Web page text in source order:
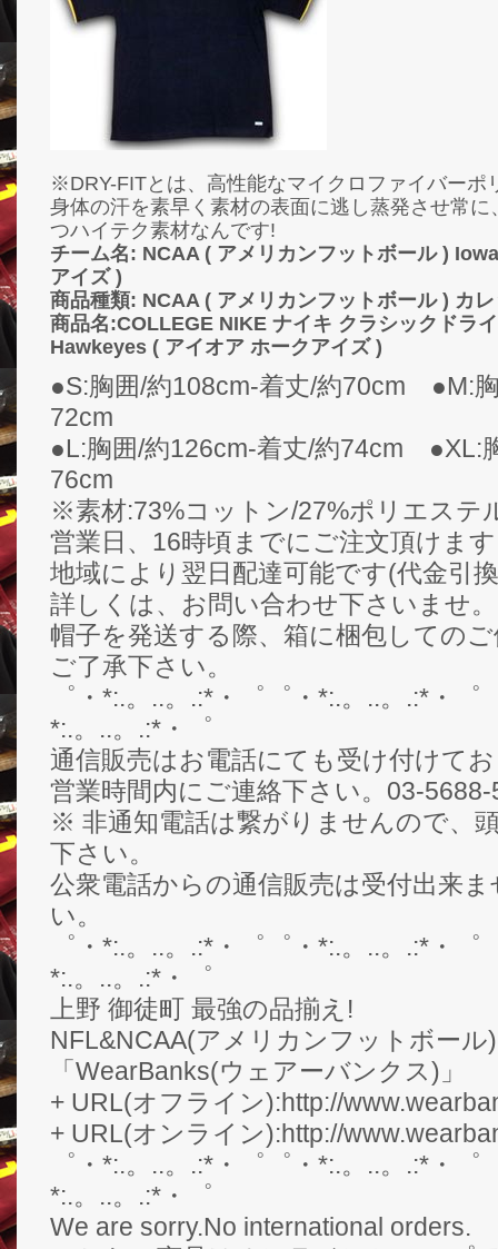
※DRY-FITとは、高性能なマイクロファイバーポ
身体の汗を素早く素材の表面に逃し蒸発させ常
つハイテク素材なんです!
チーム名: NCAA ( アメリカンフットボール )
アイズ )
商品種類: NCAA ( アメリカンフットボール ) カ
商品名:COLLEGE NIKE ナイキ クラシックドラ
Hawkeyes ( アイオア ホークアイズ )
●S:胸囲/約108cm-着丈/約70cm ●M:
72cm
●L:胸囲/約126cm-着丈/約74cm ●XL:
76cm
※素材:73%コットン/27%ポリエステ
営業日、16時頃までにご注文頂けま
地域により翌日配達可能です(代金引
詳しくは、お問い合わせ下さいませ。
帽子を発送する際、箱に梱包しての
ご了承下さい。
゜・*:.。..。.:*・゜゜・*:.。..。.:*・
*:.。..。.:*・゜
通信販売はお電話にても受け付けて
営業時間内にご連絡下さい。03-5688-
※ 非通知電話は繋がりませんので、
下さい。
公衆電話からの通信販売は受付出来
い。
゜・*:.。..。.:*・゜゜・*:.。..。.:*・
*:.。..。.:*・゜
上野 御徒町 最強の品揃え!
NFL&NCAA(アメリカンフットボール
「WearBanks(ウェアーバンクス)」
+ URL(オフライン):http://
+ URL(オンライン):http://
゜・*:.。..。.:*・゜゜・*:.。..。.:*・
*:.。..。.:*・゜
We are sorry.No international orders.